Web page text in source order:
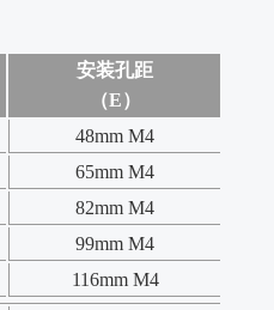
安装孔距
（E）
48mm M4
65mm M4
82mm M4
99mm M4
116mm M4